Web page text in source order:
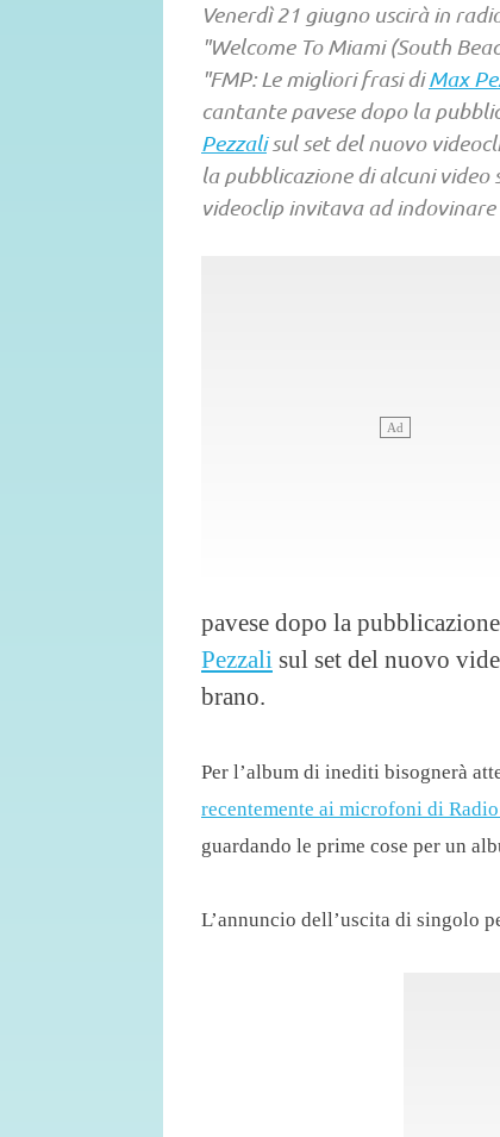
Venerdì 21 giugno uscirà in
"Welcome To Miami (South
"FMP: Le migliori frasi diMax
cantante pavese dopo la
Pezzalisul set del nuovo
la pubblicazione di alcuni video
videoclip invitava ad
pavese dopo la
Pezzali sul set del nuovo
brano.
Per l’album di inediti bisognerà
recentemente ai microfoni di
guardando le prime cose per un
L’annuncio dell’uscita di singolo